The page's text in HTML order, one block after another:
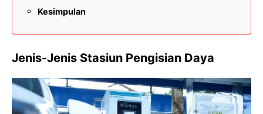
Kesimpulan
Jenis-Jenis Stasiun Pengisian Daya